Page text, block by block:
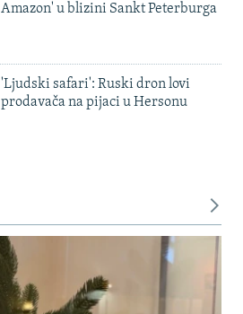
Amazon' u blizini Sankt Peterburga
'Ljudski safari': Ruski dron lovi
prodavača na pijaci u Hersonu